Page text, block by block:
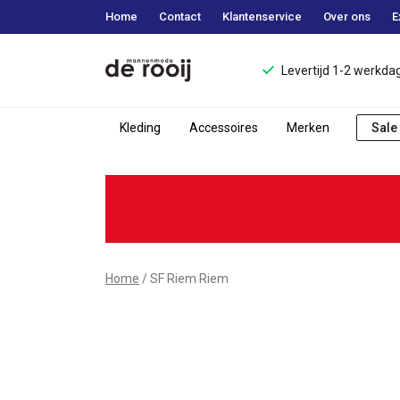
Home Contact Klantenservice Over ons
Levertijd 1-2
Kleding Accessoires Merken Sale
Home SF Riem Riem